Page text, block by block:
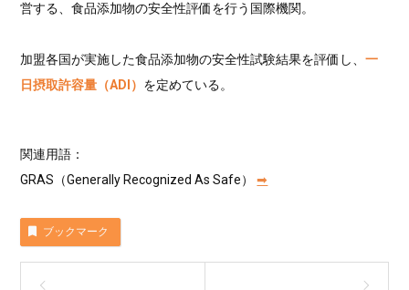
営する、食品添加物の安全性評価を行う国際機関。
加盟各国が実施した食品添加物の安全性試験結果を評価し、一
日摂取許容量（ADI） を定めている。
関連用語：
GRAS（Generally Recognized As Safe）➡︎
ブックマーク